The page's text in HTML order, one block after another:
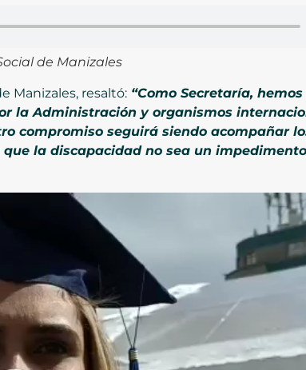
de Manizales
Manizales, resaltó: “Como Secretaría,
la Administración y organismos
compromiso seguirá siendo acompañar
la discapacidad no sea un